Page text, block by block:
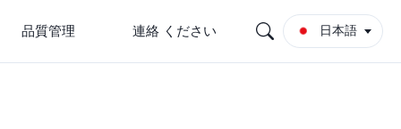
品質管理 連絡 ください 日本語